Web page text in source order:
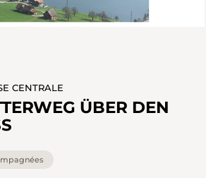
CENTRALE
ÜBER DEN